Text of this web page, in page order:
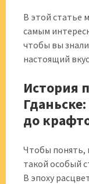
В этой статье
самым
чтобы вы
настоящий
История
до
Чтобы понять,
такой особый
В эпоху